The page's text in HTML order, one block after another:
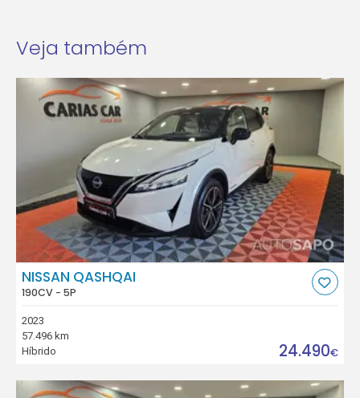
Veja também
NISSAN QASHQAI
190CV - 5P
2023
57.496 km
Híbrido
24.490€